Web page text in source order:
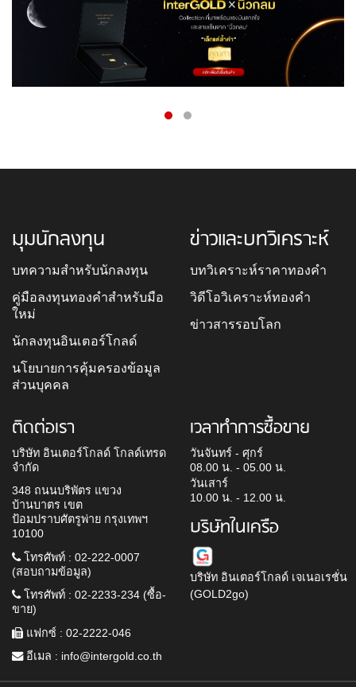
มุมนักลงทุน
บทความสำหรับนักลงทุน
คู่มือลงทุนทองคำสำหรับมือ
ใหม่
นักลงทุนอินเตอร์โกลด์
นโยบายการคุ้มครองข้อมูล
ส่วนบุคคล
ข่าวและบทวิเคราะห์
บทวิเคราะห์ราคาทองคำ
วิดีโอวิเคราะห์ทองคำ
ข่าวสารรอบโลก
ติดต่อเรา
บริษัท อินเตอร์โกลด์ โกลด์เทรด
จำกัด
348 ถนนบริพัตร แขวง
บ้านบาตร เขต
ป้อมปราบศัตรูพ่าย กรุงเทพฯ
10100
โทรศัพท์ : 02-222-0007
(สอบถามข้อมูล)
โทรศัพท์ : 02-2233-234 (ซื้อ-
ขาย)
แฟกซ์ : 02-2222-046
อีเมล : info@intergold.co.th
เวลาทำการซื้อขาย
วันจันทร์ - ศุกร์
08.00 น. - 05.00 น.
วันเสาร์
10.00 น. - 12.00 น.
บริษัทในเครือ
บริษัท อินเตอร์โกลด์ เจเนอเรชั่น
(GOLD2go)